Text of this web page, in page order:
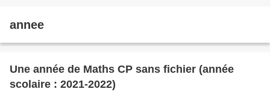
annee
Une année de Maths CP sans fichier (année
scolaire : 2021-2022)